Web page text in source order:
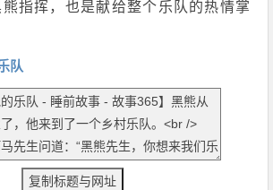
指挥，也是献给整个乐队的热情掌
队